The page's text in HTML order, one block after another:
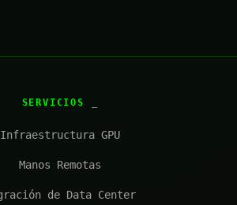
SERVICIOS
Infraestructura GPU
Manos Remotas
de Data Center